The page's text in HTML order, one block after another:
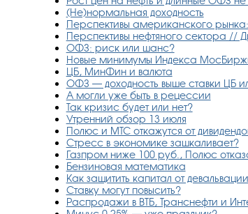
(Не)нормальная доходность
Перспективы американского
Перспективы нефтяного сектора //
ОФЗ: риск или шанс?
Новые минимумы Индекса
ЦБ, МинФин и валюта
ОФЗ — доходность выше ставки ЦБ
А могли уже быть в рецессии
Так кризис будет или нет?
Утренний обзор 13 июля
Полюс и МТС откажутся от
Стресс в экономике зашкаливает?
Газпром ниже 100 руб., Полюс
Бензиновая математика
Как защитить капитал от
Ставку могут повысить?
Распродажи в ВТБ, Транснефти и